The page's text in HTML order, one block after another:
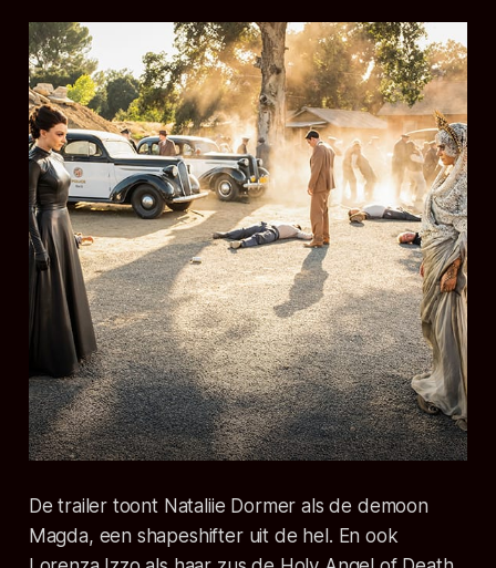
De trailer toont Nataliie Dormer als de demoon
Magda, een shapeshifter uit de hel. En ook